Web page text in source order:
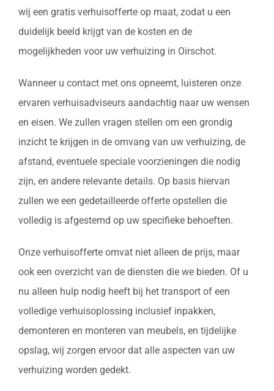
wij een gratis verhuisofferte op maat, zodat u een
duidelijk beeld krijgt van de kosten en de
mogelijkheden voor uw verhuizing in Oirschot.
Wanneer u contact met ons opneemt, luisteren onze
ervaren verhuisadviseurs aandachtig naar uw wensen
en eisen. We zullen vragen stellen om een grondig
inzicht te krijgen in de omvang van uw verhuizing, de
afstand, eventuele speciale voorzieningen die nodig
zijn, en andere relevante details. Op basis hiervan
zullen we een gedetailleerde offerte opstellen die
volledig is afgestemd op uw specifieke behoeften.
Onze verhuisofferte omvat niet alleen de prijs, maar
ook een overzicht van de diensten die we bieden. Of u
nu alleen hulp nodig heeft bij het transport of een
volledige verhuisoplossing inclusief inpakken,
demonteren en monteren van meubels, en tijdelijke
opslag, wij zorgen ervoor dat alle aspecten van uw
verhuizing worden gedekt.